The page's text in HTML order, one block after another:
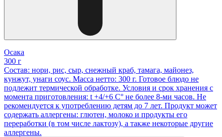
Осака
300 г
Состав: нори, рис, сыр, снежный краб, тамага, майонез,
кунжут, унаги соус. Масса нетто: 300 г. Готовое блюдо не
подлежит термической обработке. Условия и срок хранения с
момента приготовления: t +4/+6 С° не более 8-ми часов. Не
рекомендуется к употреблению детям до 7 лет. Продукт может
содержать аллергены: глютен, молоко и продукты его
переработки (в том числе лактозу), а также некоторые другие
аллергены.